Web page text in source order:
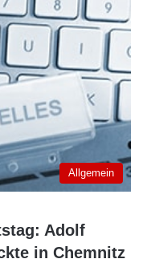
Allgemein
Adolf
in Chemnitz